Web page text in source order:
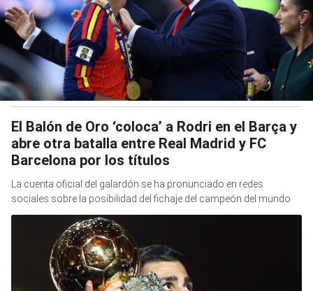
El Balón de Oro ‘coloca’ a Rodri en el Barça y
abre otra batalla entre Real Madrid y FC
Barcelona por los títulos
La cuenta oficial del galardón se ha pronunciado en redes
sociales sobre la posibilidad del fichaje del campeón del mundo